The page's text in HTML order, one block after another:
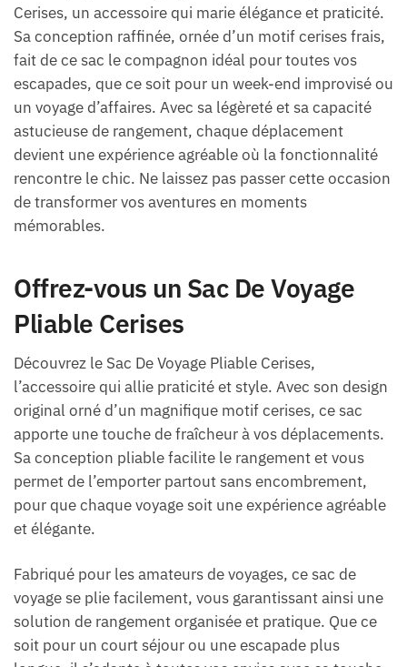
Cerises, un accessoire qui marie élégance et praticité.
Sa conception raffinée, ornée d’un motif cerises frais,
fait de ce sac le compagnon idéal pour toutes vos
escapades, que ce soit pour un week-end improvisé ou
un voyage d’affaires. Avec sa légèreté et sa capacité
astucieuse de rangement, chaque déplacement
devient une expérience agréable où la fonctionnalité
rencontre le chic. Ne laissez pas passer cette occasion
de transformer vos aventures en moments
mémorables.
Offrez-vous un Sac De Voyage
Pliable Cerises
Découvrez le Sac De Voyage Pliable Cerises,
l’accessoire qui allie praticité et style. Avec son design
original orné d’un magnifique motif cerises, ce sac
apporte une touche de fraîcheur à vos déplacements.
Sa conception pliable facilite le rangement et vous
permet de l’emporter partout sans encombrement,
pour que chaque voyage soit une expérience agréable
et élégante.
Fabriqué pour les amateurs de voyages, ce sac de
voyage se plie facilement, vous garantissant ainsi une
solution de rangement organisée et pratique. Que ce
soit pour un court séjour ou une escapade plus